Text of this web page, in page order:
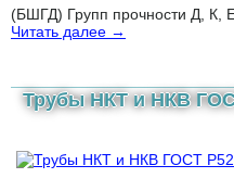
(БШГД) Групп прочности Д, К,
Читать далее →
Трубы НКТ и НКВ